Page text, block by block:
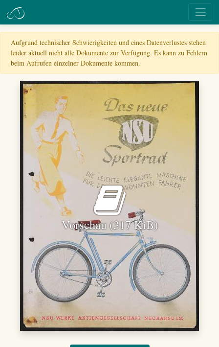
Aufgrund technischer Schwierigkeiten und eines Datenverlustes stehen
leider aktuell nicht alle Dokumente zur Verfügung. Es kann zu Fehlern
beim Aufrufen einzelner Dokumente kommen.
Vorschau (317 KiB)